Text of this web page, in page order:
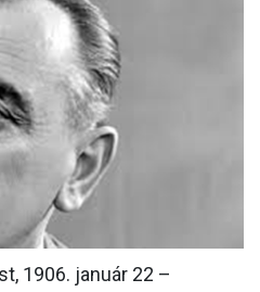
ÉLMÉNYEK
1906. január 22 –